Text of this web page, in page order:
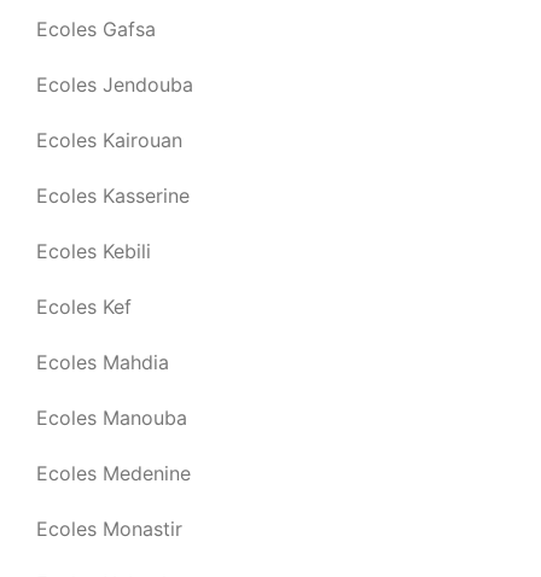
Ecoles Gafsa
Ecoles Jendouba
Ecoles Kairouan
Ecoles Kasserine
Ecoles Kebili
Ecoles Kef
Ecoles Mahdia
Ecoles Manouba
Ecoles Medenine
Ecoles Monastir